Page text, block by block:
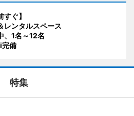
すぐ】
レンタルスペース
、1名～12名
備
特集